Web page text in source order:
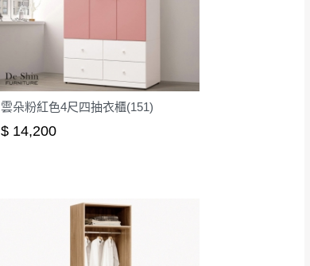
雲朵粉紅色4尺四抽衣櫃(151)
$ 14,200